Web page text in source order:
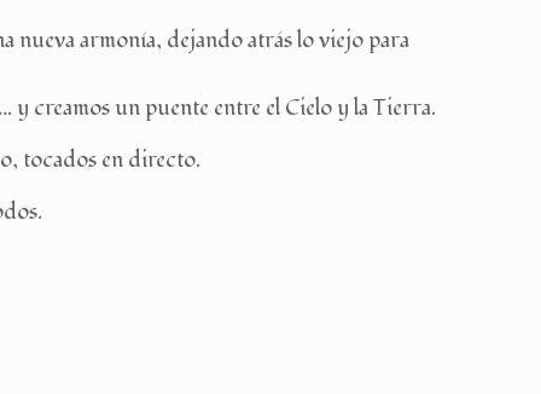
nueva armonía, dejando atrás lo viejo para
y creamos un puente entre el Cielo y la Tierra.
tocados en directo.